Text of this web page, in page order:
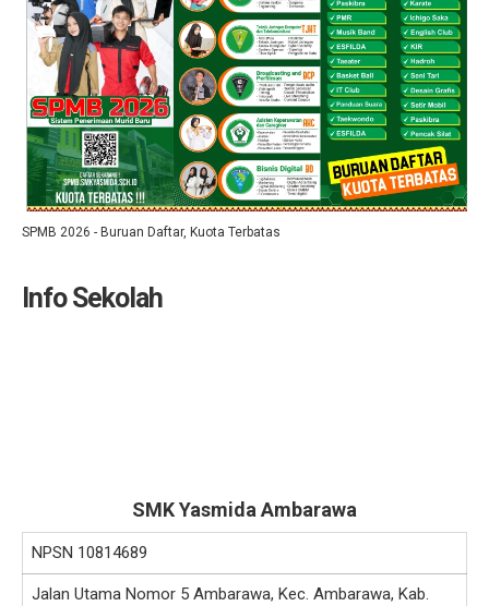
SPMB 2026 - Buruan Daftar, Kuota Terbatas
Info Sekolah
SMK Yasmida Ambarawa
NPSN 10814689
Jalan Utama Nomor 5 Ambarawa, Kec. Ambarawa, Kab.